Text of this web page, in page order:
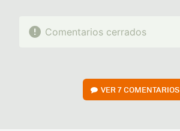
Comentarios cerrados
VER7 COMENTARIOS